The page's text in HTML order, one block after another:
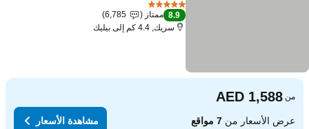
مشاهدة الأسعار
8.9 ممتاز
6,785
سريك, 4.4 كم إلى بيليك
من
عرض الأسعار من7 مواقع مشاهدة الأسعار